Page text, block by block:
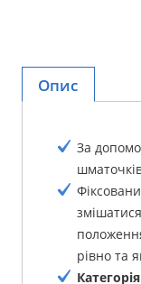
Опис
За
рівно та